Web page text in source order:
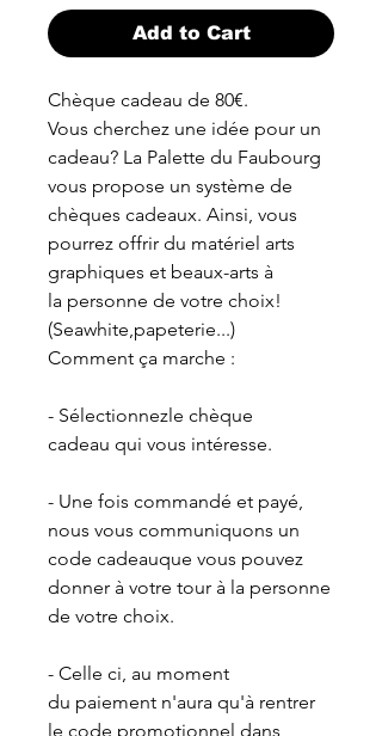
Add to Cart
Chèque cadeau de 80€.
Vous cherchez une idée pour un
cadeau? La Palette du Faubourg
vous propose un système de
chèques cadeaux. Ainsi, vous
pourrez offrir du matériel arts
graphiques et beaux-arts à
la personne de votre choix!
(Seawhite,papeterie...)
Comment ça marche :
- Sélectionnezle chèque
cadeau qui vous intéresse.
- Une fois commandé et payé,
nous vous communiquons un
code cadeauque vous pouvez
donner à votre tour à la personne
de votre choix.
- Celle ci, au moment
du paiement n'aura qu'à rentrer
le code promotionnel dans